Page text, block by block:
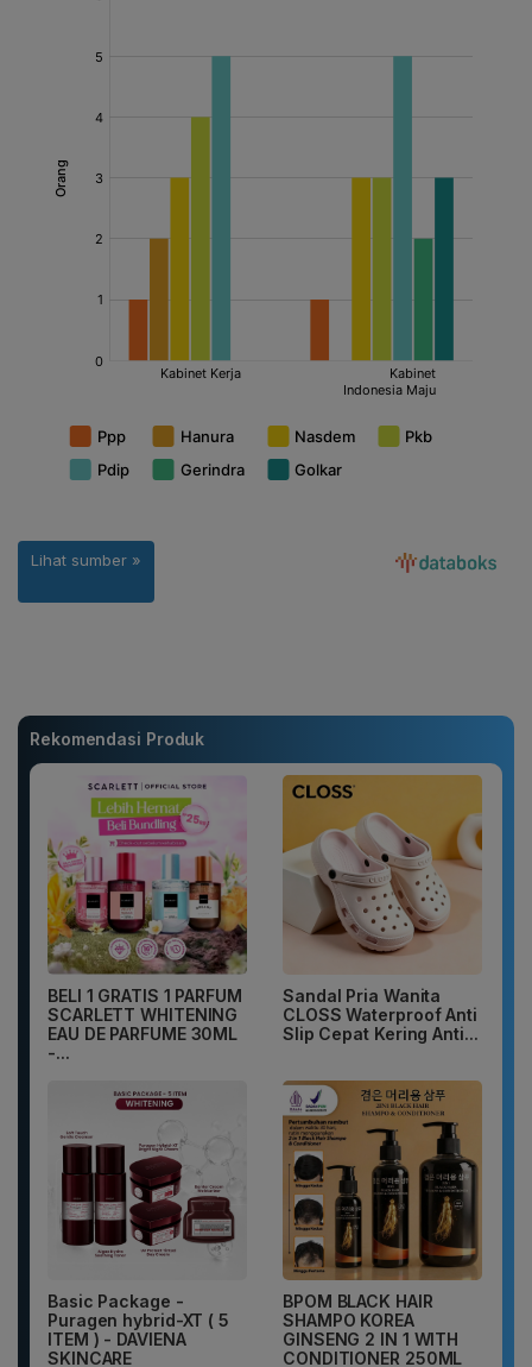
Rekomendasi Produk
BELI 1 GRATIS 1 PARFUM
SCARLETT WHITENING
EAU DE PARFUME 30ML
-...
Sandal Pria Wanita
CLOSS Waterproof Anti
Slip Cepat Kering Anti...
Basic Package -
Puragen hybrid-XT ( 5
ITEM ) - DAVIENA
SKINCARE
BPOM BLACK HAIR
SHAMPO KOREA
GINSENG 2 IN 1 WITH
CONDITIONER 250ML